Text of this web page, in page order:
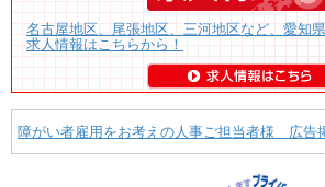
名古屋地区、尾張地区、三河地区など、愛知
求人情報はこちらから！
障がい者雇用をお考えの人事ご担当者様 広告